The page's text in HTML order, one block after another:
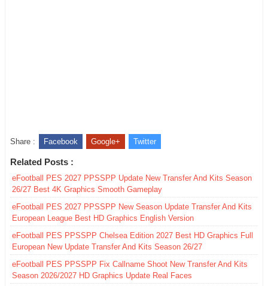
Share : Facebook Google+ Twitter
Related Posts :
eFootball PES 2027 PPSSPP Update New Transfer And Kits Season
26/27 Best 4K Graphics Smooth Gameplay
eFootball PES 2027 PPSSPP New Season Update Transfer And Kits
European League Best HD Graphics English Version
eFootball PES PPSSPP Chelsea Edition 2027 Best HD Graphics Full
European New Update Transfer And Kits Season 26/27
eFootball PES PPSSPP Fix Callname Shoot New Transfer And Kits
Season 2026/2027 HD Graphics Update Real Faces